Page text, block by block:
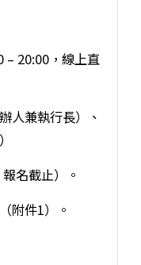
– 20:00，線上直
人兼執行長）、
報名截止）。
附件1）。